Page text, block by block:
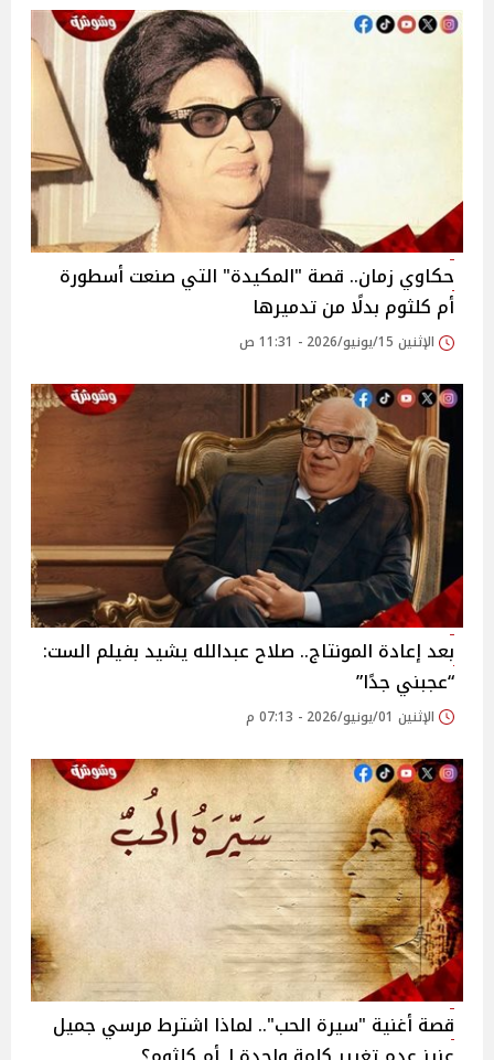
حكاوي زمان.. قصة "المكيدة" التي صنعت أسطورة
أم كلثوم بدلًا من تدميرها
الإثنين 15/يونيو/2026 - 11:31 ص
بعد إعادة المونتاج.. صلاح عبدالله يشيد بفيلم الست:
“عجبني جدًا”
الإثنين 01/يونيو/2026 - 07:13 م
قصة أغنية "سيرة الحب".. لماذا اشترط مرسي جميل